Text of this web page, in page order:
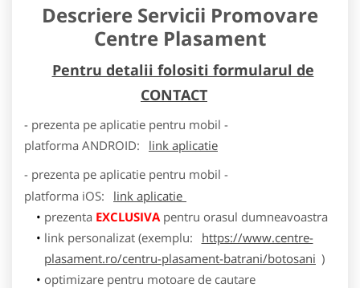
Descriere Servicii Promovare
Centre Plasament
Pentru detalii folositi formularul de
CONTACT
- prezenta pe aplicatie pentru mobil -
platforma ANDROID:
link aplicatie
- prezenta pe aplicatie pentru mobil -
platforma iOS:
link aplicatie
prezenta EXCLUSIVApentru orasul dumneavoastra
link personalizat (exemplu:
https://www.centre-
plasament.ro/centru-plasament-batrani/botosani )
optimizare pentru motoare de cautare